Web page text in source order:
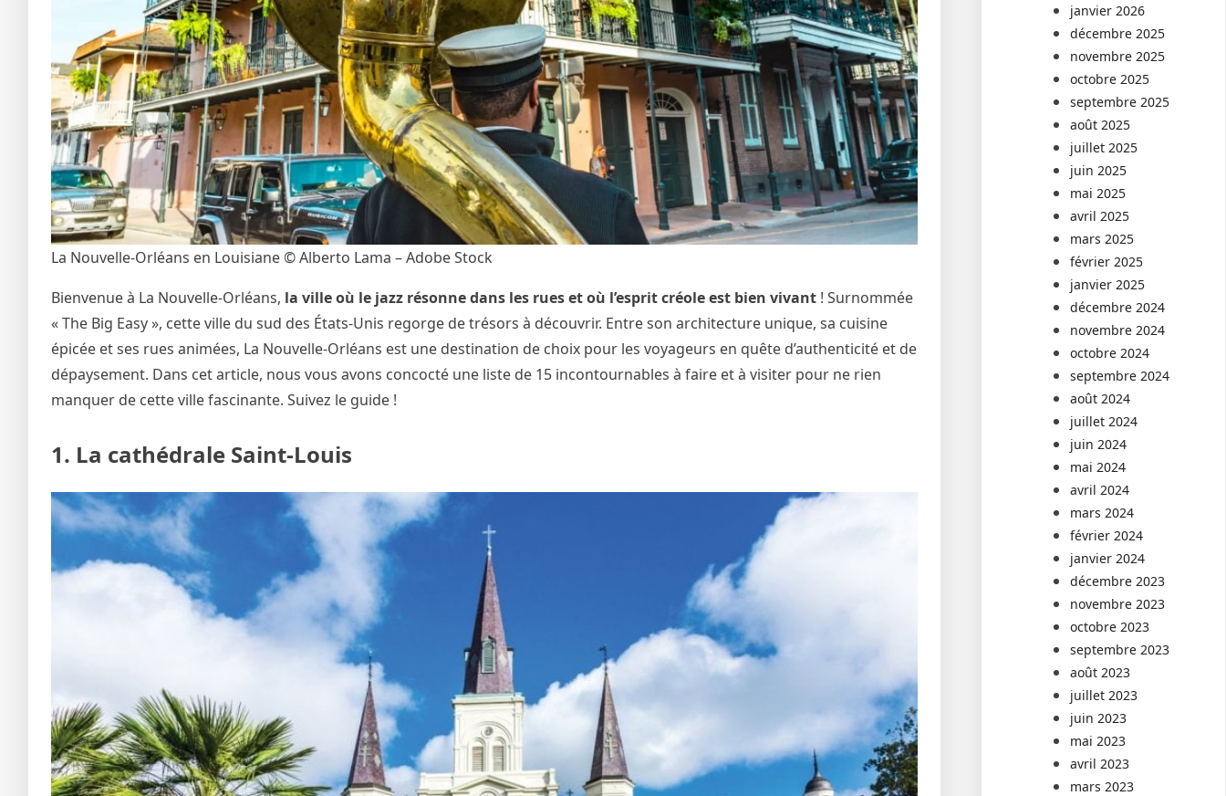
La Nouvelle-Orléans en Louisiane © Alberto Lama – Adobe Stock
Bienvenue à La Nouvelle-Orléans, la ville où le jazz résonne dans les rues et où l’esprit créole est bien vivant ! Surnommée
« The Big Easy », cette ville du sud des États-Unis regorge de trésors à découvrir. Entre son architecture unique, sa cuisine
épicée et ses rues animées, La Nouvelle-Orléans est une destination de choix pour les voyageurs en quête d’authenticité et de
dépaysement. Dans cet article, nous vous avons concocté une liste de 15 incontournables à faire et à visiter pour ne rien
manquer de cette ville fascinante. Suivez le guide !
1. La cathédrale Saint-Louis
janvier 2026
décembre 2025
novembre 2025
octobre 2025
septembre 2025
août 2025
juillet 2025
juin 2025
mai 2025
avril 2025
mars 2025
février 2025
janvier 2025
décembre 2024
novembre 2024
octobre 2024
septembre 2024
août 2024
juillet 2024
juin 2024
mai 2024
avril 2024
mars 2024
février 2024
janvier 2024
décembre 2023
novembre 2023
octobre 2023
septembre 2023
août 2023
juillet 2023
juin 2023
mai 2023
avril 2023
mars 2023